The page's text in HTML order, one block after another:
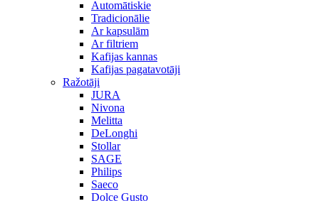
Automātiskie
Tradicionālie
Ar kapsulām
Ar filtriem
Kafijas kannas
Kafijas pagatavotāji
Ražotāji
JURA
Nivona
Melitta
DeLonghi
Stollar
SAGE
Philips
Saeco
Dolce Gusto